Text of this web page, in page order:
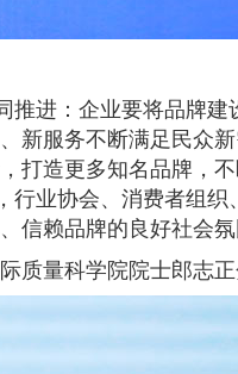
进：企业要将品牌
服务不断满足民众
打造更多知名品牌，
业协会、消费者组
赖品牌的良好社会氛
量科学院院士郎志正